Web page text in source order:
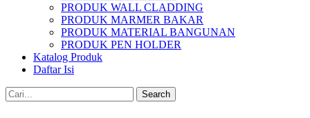
PRODUK WALL CLADDING
PRODUK MARMER BAKAR
PRODUK MATERIAL BANGUNAN
PRODUK PEN HOLDER
Katalog Produk
Daftar Isi
Search